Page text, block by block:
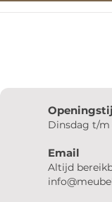
Dinsdag t/m
Email
Altijd